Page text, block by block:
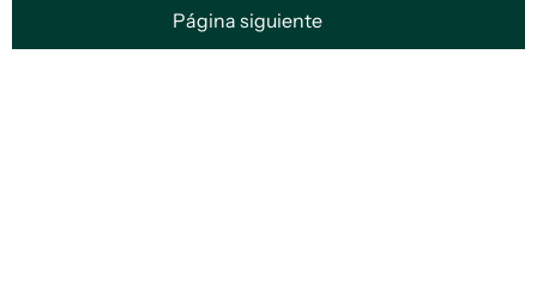
Página siguiente